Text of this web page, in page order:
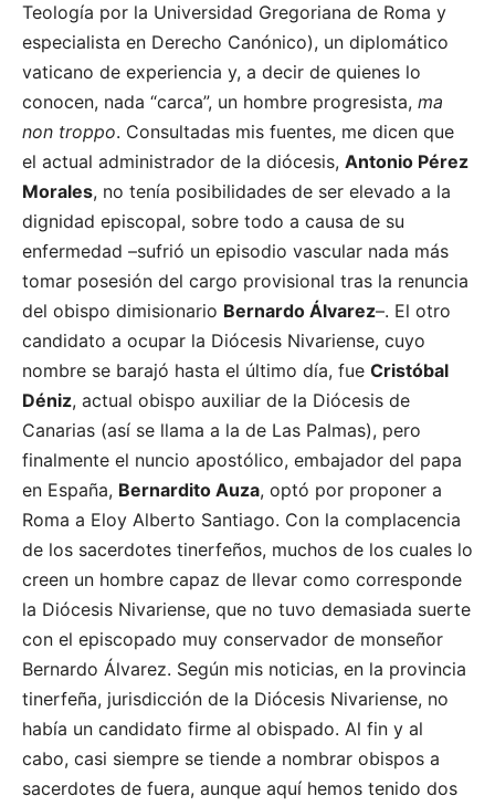
Teología por la Universidad Gregoriana de Roma y
especialista en Derecho Canónico), un diplomático
vaticano de experiencia y, a decir de quienes lo
conocen, nada “carca”, un hombre progresista, ma
non troppo. Consultadas mis fuentes, me dicen que
el actual administrador de la diócesis, Antonio Pérez
Morales, no tenía posibilidades de ser elevado a la
dignidad episcopal, sobre todo a causa de su
enfermedad –sufrió un episodio vascular nada más
tomar posesión del cargo provisional tras la renuncia
del obispo dimisionario Bernardo Álvarez–. El otro
candidato a ocupar la Diócesis Nivariense, cuyo
nombre se barajó hasta el último día, fue Cristóbal
Déniz, actual obispo auxiliar de la Diócesis de
Canarias (así se llama a la de Las Palmas), pero
finalmente el nuncio apostólico, embajador del papa
en España, Bernardito Auza, optó por proponer a
Roma a Eloy Alberto Santiago. Con la complacencia
de los sacerdotes tinerfeños, muchos de los cuales lo
creen un hombre capaz de llevar como corresponde
la Diócesis Nivariense, que no tuvo demasiada suerte
con el episcopado muy conservador de monseñor
Bernardo Álvarez. Según mis noticias, en la provincia
tinerfeña, jurisdicción de la Diócesis Nivariense, no
había un candidato firme al obispado. Al fin y al
cabo, casi siempre se tiende a nombrar obispos a
sacerdotes de fuera, aunque aquí hemos tenido dos